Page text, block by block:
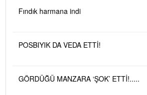
Fındık harmana indi
POSBIYIK DA VEDA ETTİ!
GÖRDÜĞÜ MANZARA ‘ŞOK’ ETTİ!.....